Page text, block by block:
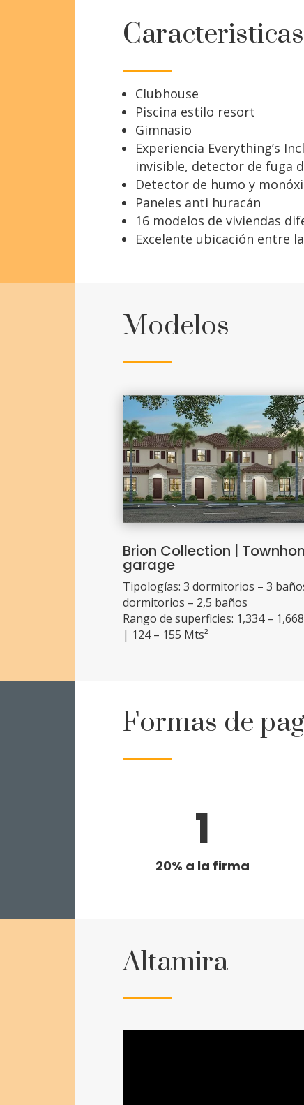
Clubhouse
Piscina estilo resort
Gimnasio
Experiencia Everything’s
invisible, detector de fuga
Detector de humo y
Paneles anti huracán
16 modelos de viviendas
Excelente ubicación entre
Modelos
Brion Collection |
garage
Tipologías: 3 dormitorios – 3
dormitorios – 2,5 baños
Rango de superficies: 1,334 –
| 124 – 155 Mts²
Formas de
1
20% a la firma
Altamira